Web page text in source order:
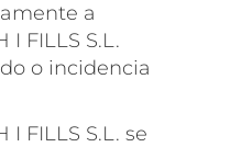
a
I FILLS S.L.
o incidencia
I FILLS S.L. se